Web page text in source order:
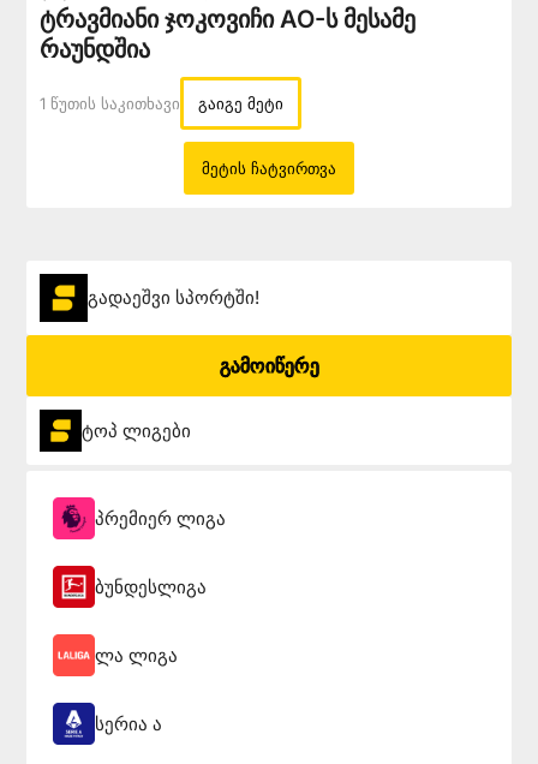
ტრავმიანი ჯოკოვიჩი AO-ს მესამე
რაუნდშია
1 Წუთის Საკითხავი გაიგე მეტი
მეტის ჩატვირთვა
გადაეშვი სპორტში!
გამოიწერე
ტოპ ლიგები
პრემიერ ლიგა
ბუნდესლიგა
ლა ლიგა
სერია ა